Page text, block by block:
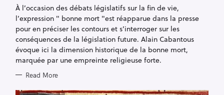
R
I
E
À l’occasion des débats législatifs sur la fin de vie,
l’expression " bonne mort "est réapparue dans la presse
pour en préciser les contours et s’interroger sur les
conséquences de la législation future. Alain Cabantous
évoque ici la dimension historique de la bonne mort,
marquée par une empreinte religieuse forte.
Read More